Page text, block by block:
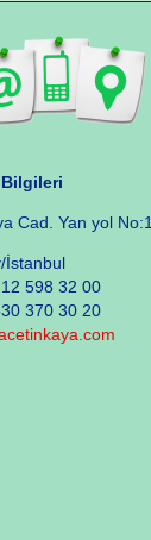
Cad. Yan yol No:1
İstanbul
598 32 00
370 30 20